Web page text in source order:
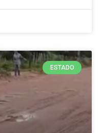
ESTADO